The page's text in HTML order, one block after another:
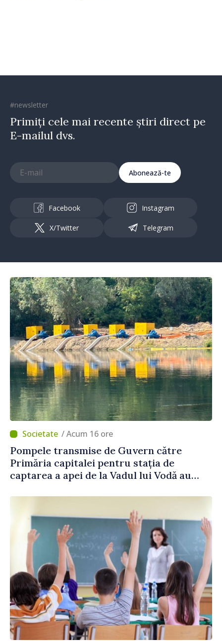
#newsletter
Primiți cele mai recente știri direct pe
E-mailul dvs.
Abonează-te
Facebook Instagram
X/Twitter Telegram
/ Acum 16 ore
Pompele transmise de Guvern către
Primăria capitalei pentru stația de
captarea a apei de la Vadul lui Vodă au